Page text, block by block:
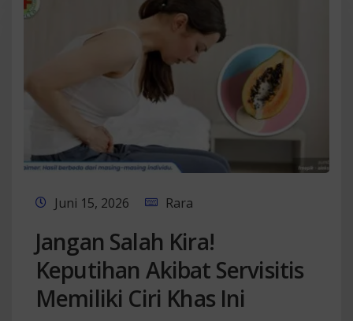
Juni 15, 2026 Rara
Jangan Salah Kira!
Keputihan Akibat Servisitis
Memiliki Ciri Khas Ini